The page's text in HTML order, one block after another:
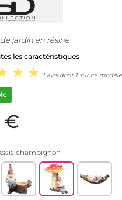
jardin en résine
les caractéristiques
1 avis dont 1 sur ce modèle
€
champignon